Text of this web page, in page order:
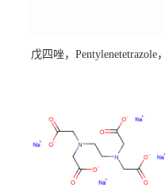
戊四唑，Pentylenetetrazole，